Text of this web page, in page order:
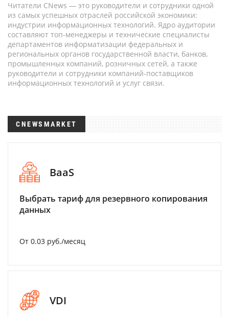
Читатели CNews — это руководители и сотрудники одной
из самых успешных отраслей российской экономики:
индустрии информационных технологий. Ядро аудитории
составляют топ-менеджеры и технические специалисты
департаментов информатизации федеральных и
региональных органов государственной власти, банков,
промышленных компаний, розничных сетей, а также
руководители и сотрудники компаний-поставщиков
информационных технологий и услуг связи.
CNEWSMARKET
BaaS
Выбрать тариф для резервного копирования
данных
От 0.03 руб./месяц
VDI